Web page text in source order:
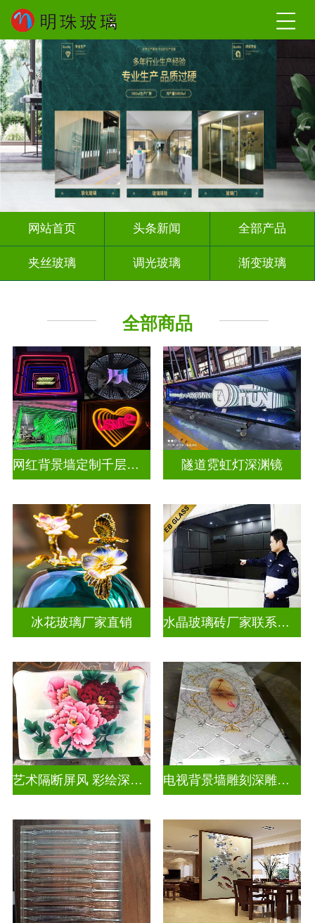
网站首页 头条新闻 全部产品
夹丝玻璃 调光玻璃 渐变玻璃
其它玻璃
全部商品
网红背景墙定制千层镜深渊镜 隧道霓虹灯深渊镜
冰花玻璃厂家直销 水晶玻璃砖厂家联系方式
艺术隔断屏风 彩绘深雕浮雕玻璃 电视背景墙雕刻深雕双面效果